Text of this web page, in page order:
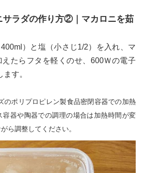
サラダの作り方②｜マカロニを茹
）と塩（小さじ1/2）を入れ、マ
えたらフタを軽くのせ、600Ｗの電子
す。
のポリプロピレン製食品密閉容器での加熱
容器や陶器での調理の場合は加熱時間が変
ら調整してください。